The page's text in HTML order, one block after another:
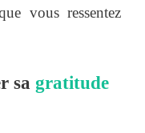
vous ressentez
sa gratitude